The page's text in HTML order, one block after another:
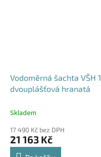
Vodoměrná šachta VŠH 1
dvouplášťová hranatá
Skladem
17 490 Kč bez DPH
21 163 Kč